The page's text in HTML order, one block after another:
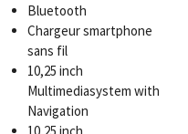
Bluetooth
Chargeur smartphone
sans fil
10,25 inch
Multimediasystem with
Navigation